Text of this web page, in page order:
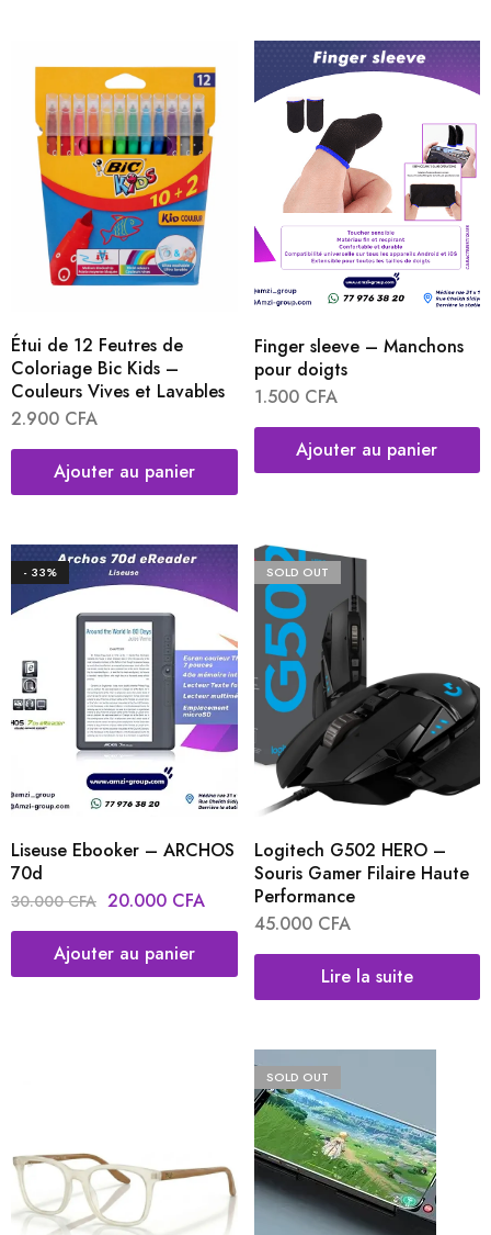
Étui de 12 Feutres de
Coloriage Bic Kids –
Couleurs Vives et Lavables
2.900 CFA
Ajouter au panier
Finger sleeve – Manchons
pour doigts
1.500 CFA
Ajouter au panier
- 33%
Liseuse Ebooker – ARCHOS
70d
30.000CFA 20.000 CFA
Ajouter au panier
SOLD OUT
Logitech G502 HERO –
Souris Gamer Filaire Haute
Performance
45.000 CFA
Lire la suite
SOLD OUT